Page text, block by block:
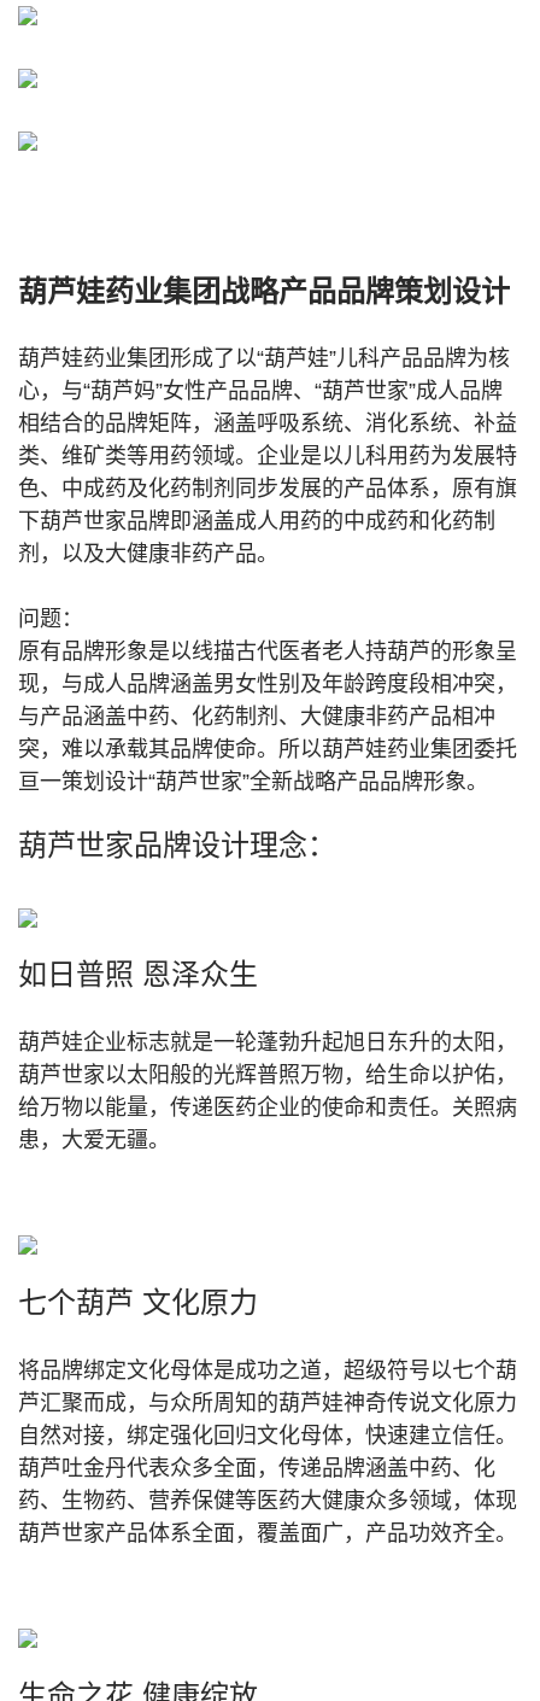
葫芦娃药业集团战略产品品牌策划设计
葫芦娃药业集团形成了以“葫芦娃”儿科产品品牌为核
心，与“葫芦妈”女性产品品牌、“葫芦世家”成人品牌
相结合的品牌矩阵， 涵盖呼吸系统、消化系统、补益
类、维矿类等用药领域。企业是以儿科用药为发展特
色、中成药及化药制剂同步发展的产品体系，原有旗
下葫芦世家品牌即涵盖成人用药的中成药和化药制
剂，以及大健康非药产品。
问题：
原有品牌形象是以线描古代医者老人持葫芦的形象呈
现，与成人品牌涵盖男女性别及年龄跨度段相冲突，
与产品涵盖中药、化药制剂、大健康非药产品相冲
突，难以承载其品牌使命。所以葫芦娃药业集团委托
亘一策划设计“葫芦世家”全新战略产品品牌形象。
葫芦世家品牌设计理念：
如日普照 恩泽众生
葫芦娃企业标志就是一轮蓬勃升起旭日东升的太阳，
葫芦世家以太阳般的光辉普照万物，给生命以护佑，
给万物以能量，传递医药企业的使命和责任。关照病
患，大爱无疆。
七个葫芦 文化原力
将品牌绑定文化母体是成功之道，超级符号以七个葫
芦汇聚而成，与众所周知的葫芦娃神奇传说文化原力
自然对接，绑定强化回归文化母体，快速建立信任。
葫芦吐金丹代表众多全面，传递品牌涵盖中药、化
药、生物药、营养保健等医药大健康众多领域，体现
葫芦世家产品体系全面，覆盖面广，产品功效齐全。